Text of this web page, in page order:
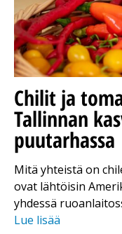
Chilit ja
Tallinnan
puutarhassa
Mitä yhteistä on
ovat lähtöisin
yhdessä
Lue lisää